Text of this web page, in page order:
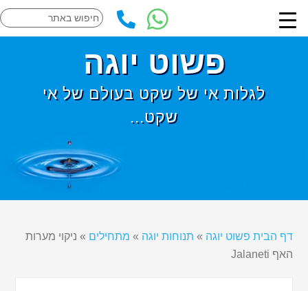
פשוט יוגה
לגלות אי של שקט בעולם של אי
שקט...
דף הבית פשוט יוגה » תנוחות יוגה » מתחילים » ניקוי מערות
האף Jalaneti